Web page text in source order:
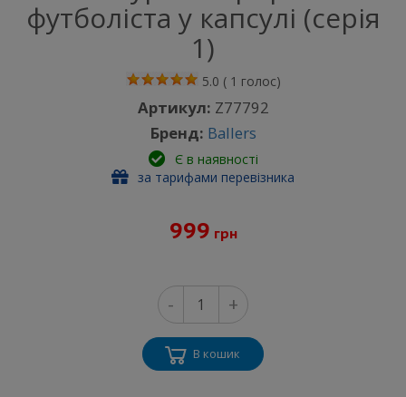
футболіста у капсулі (серія
1)
5.0 ( 1 голос)
Артикул: Z77792
Бренд: Ballers
Є в наявності
за тарифами перевізника
999 грн
- +
В кошик